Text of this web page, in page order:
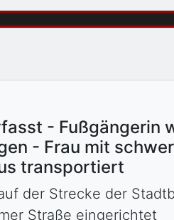
- Fußgängerin
- Frau mit
transportiert
der Strecke der
Straße eingerichtet